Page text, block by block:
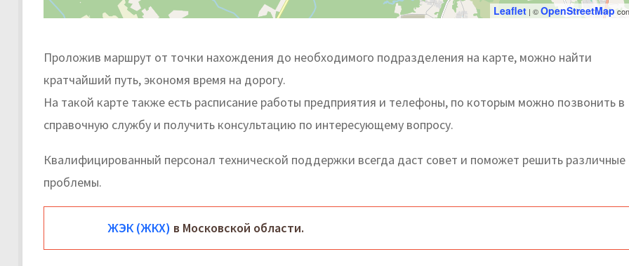
Leaflet | ©OpenStreetMap
Проложив маршрут от точки нахождения до необходимого подразделения на карте, можно найти
кратчайший путь, экономя время на дорогу.
На такой карте также есть расписание работы предприятия и телефоны, по которым можно позвонить в
справочную службу и получить консультацию по интересующему вопросу.
Квалифицированный персонал технической поддержки всегда даст совет и поможет решить различные
проблемы.
ЖЭК (ЖКХ) в Московской области.